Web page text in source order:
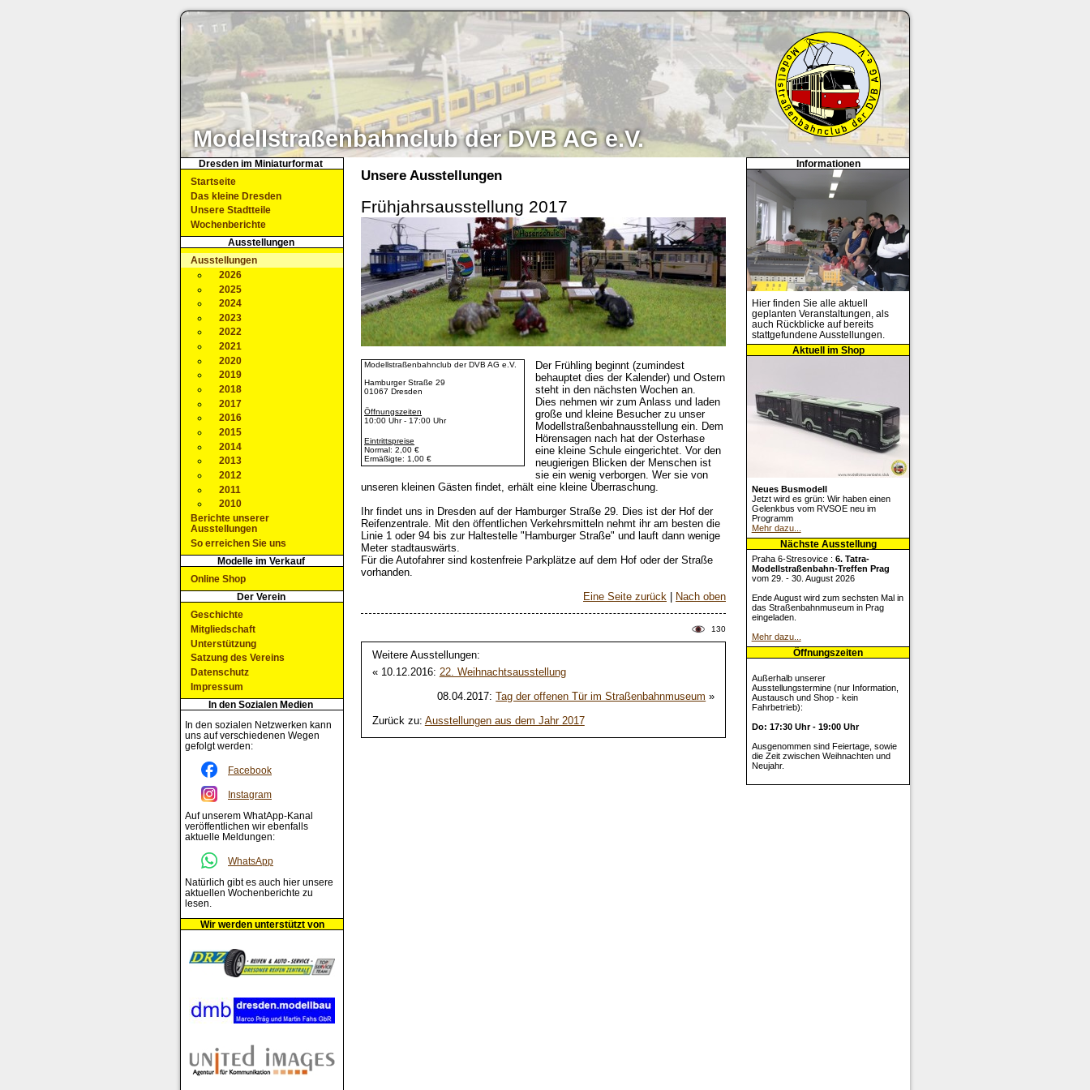
Modellstraßenbahnclub der DVB AG e.V.
Informationen
Hier finden Sie alle aktuell
geplanten Veranstaltungen, als
auch Rückblicke auf bereits
stattgefundene Ausstellungen.
Aktuell im Shop
Neues Busmodell
Jetzt wird es grün: Wir haben einen
Gelenkbus vom RVSOE neu im
Programm
Mehr dazu...
Nächste Ausstellung
Praha 6-Stresovice : 6. Tatra-
Modellstraßenbahn-Treffen Prag
vom 29. - 30. August 2026
Ende August wird zum sechsten Mal in
das Straßenbahnmuseum in Prag
eingeladen.
Mehr dazu...
Öffnungszeiten
Außerhalb unserer
Ausstellungstermine (nur Information,
Austausch und Shop - kein
Fahrbetrieb):
Do: 17:30 Uhr - 19:00 Uhr
Ausgenommen sind Feiertage, sowie
die Zeit zwischen Weihnachten und
Neujahr.
Unsere Ausstellungen
Frühjahrsausstellung 2017
Modellstraßenbahnclub der DVB AG e.V.
Hamburger Straße 29
01067 Dresden
Öffnungszeiten
10:00 Uhr - 17:00 Uhr
Eintrittspreise
Normal: 2,00 €
Ermäßigte: 1,00 €
Der Frühling beginnt (zumindest
behauptet dies der Kalender) und Ostern
steht in den nächsten Wochen an.
Dies nehmen wir zum Anlass und laden
große und kleine Besucher zu unser
Modellstraßenbahnausstellung ein. Dem
Hörensagen nach hat der Osterhase
eine kleine Schule eingerichtet. Vor den
neugierigen Blicken der Menschen ist
sie ein wenig verborgen. Wer sie von
unseren kleinen Gästen findet, erhält eine kleine Überraschung.
Ihr findet uns in Dresden auf der Hamburger Straße 29. Dies ist der Hof der
Reifenzentrale. Mit den öffentlichen Verkehrsmitteln nehmt ihr am besten die
Linie 1 oder 94 bis zur Haltestelle "Hamburger Straße" und lauft dann wenige
Meter stadtauswärts.
Für die Autofahrer sind kostenfreie Parkplätze auf dem Hof oder der Straße
vorhanden.
Eine Seite zurück
Nach oben
130
Weitere Ausstellungen:
« 10.12.2016: 22. Weihnachtsausstellung
08.04.2017:Tag der offenen Tür im Straßenbahnmuseum »
Zurück zu: Ausstellungen aus dem Jahr 2017
Dresden im Miniaturformat
Startseite
Das kleine Dresden
Unsere Stadtteile
Wochenberichte
Ausstellungen
Ausstellungen
2026
2025
2024
2023
2022
2021
2020
2019
2018
2017
2016
2015
2014
2013
2012
2011
2010
Berichte unserer
Ausstellungen
So erreichen Sie uns
Modelle im Verkauf
Online Shop
Der Verein
Geschichte
Mitgliedschaft
Unterstützung
Satzung des Vereins
Datenschutz
Impressum
In den Sozialen Medien
In den sozialen Netzwerken kann
uns auf verschiedenen Wegen
gefolgt werden:
Facebook
Instagram
Auf unserem WhatApp-Kanal
veröffentlichen wir ebenfalls
aktuelle Meldungen:
WhatsApp
Natürlich gibt es auch hier unsere
aktuellen Wochenberichte zu
lesen.
Wir werden unterstützt von